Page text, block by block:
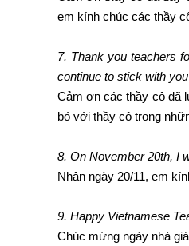
em kính chúc các thầy
7. Thank you teachers
continue to stick with
Cảm ơn các thầy cô đã
bó với thầy cô trong
8. On November 20th, I
Nhân ngày 20/11, em
9. Happy Vietnamese
Chúc mừng ngày nhà